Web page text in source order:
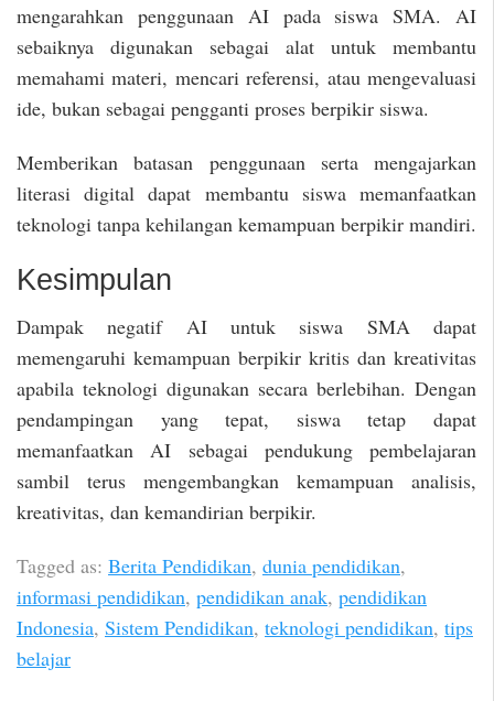
mengarahkan penggunaan AI pada siswa SMA. AI
sebaiknya digunakan sebagai alat untuk membantu
memahami materi, mencari referensi, atau mengevaluasi
ide, bukan sebagai pengganti proses berpikir siswa.
Memberikan batasan penggunaan serta mengajarkan
literasi digital dapat membantu siswa memanfaatkan
teknologi tanpa kehilangan kemampuan berpikir mandiri.
Kesimpulan
Dampak negatif AI untuk siswa SMA dapat
memengaruhi kemampuan berpikir kritis dan kreativitas
apabila teknologi digunakan secara berlebihan. Dengan
pendampingan yang tepat, siswa tetap dapat
memanfaatkan AI sebagai pendukung pembelajaran
sambil terus mengembangkan kemampuan analisis,
kreativitas, dan kemandirian berpikir.
Tagged as: Berita Pendidikan, dunia pendidikan,
informasi pendidikan, pendidikan anak, pendidikan
Indonesia, Sistem Pendidikan, teknologi pendidikan, tips
belajar